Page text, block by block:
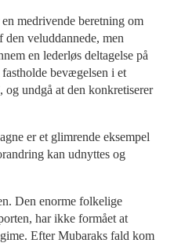
medrivende beretning om
den veluddannede, men
en lederløs deltagelse på
bevægelsen i et
og undgå at den konkretiserer
er et glimrende eksempel
kan udnyttes og
Den enorme folkelige
har ikke formået at
Efter Mubaraks fald kom